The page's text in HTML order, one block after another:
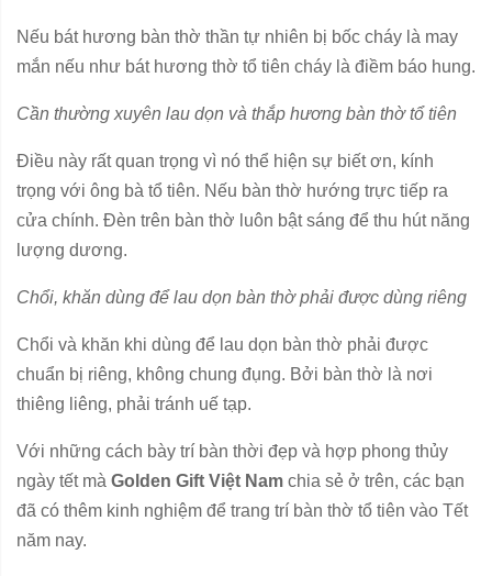
Nếu bát hương bàn thờ thần tự nhiên bị bốc cháy là may
mắn nếu như bát hương thờ tổ tiên cháy là điềm báo hung.
Cần thường xuyên lau dọn và thắp hương bàn thờ tổ tiên
Điều này rất quan trọng vì nó thể hiện sự biết ơn, kính
trọng với ông bà tổ tiên. Nếu bàn thờ hướng trực tiếp ra
cửa chính. Đèn trên bàn thờ luôn bật sáng để thu hút năng
lượng dương.
Chổi, khăn dùng để lau dọn bàn thờ phải được dùng riêng
Chổi và khăn khi dùng để lau dọn bàn thờ phải được
chuẩn bị riêng, không chung đụng. Bởi bàn thờ là nơi
thiêng liêng, phải tránh uế tạp.
Với những cách bày trí bàn thời đẹp và hợp phong thủy
ngày tết mà Golden Gift Việt Nam chia sẻ ở trên, các bạn
đã có thêm kinh nghiệm để trang trí bàn thờ tổ tiên vào Tết
năm nay.